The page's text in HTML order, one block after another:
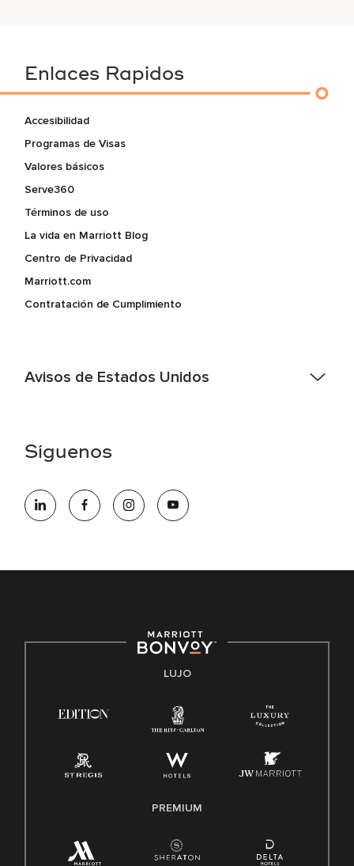
Enlaces Rapidos
Accesibilidad
Programas de Visas
Valores básicos
Serve360
Términos de uso
La vida en Marriott Blog
Centro de Privacidad
Marriott.com
Contratación de Cumplimiento
Avisos de Estados Unidos
electrónico hqaffirmativeaction@marriott.com
oportunidades que se compromete a contratar una fuerza
de trabajo diversa y a mantener una cultura inclusiva.
Derecho a trabajar inglés/español
Conozca sus derechos
Ley de licencia familiar y médica (FMLA)
Síguenos
LUJO
PREMIUM